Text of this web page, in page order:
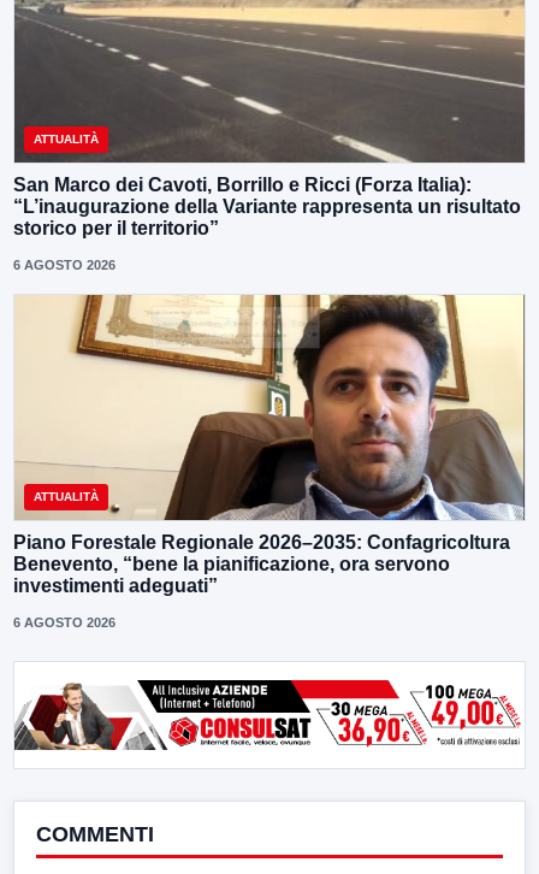
ATTUALITÀ
San Marco dei Cavoti, Borrillo e Ricci (Forza Italia):
“L’inaugurazione della Variante rappresenta un risultato
storico per il territorio”
6 AGOSTO 2026
ATTUALITÀ
Piano Forestale Regionale 2026–2035: Confagricoltura
Benevento, “bene la pianificazione, ora servono
investimenti adeguati”
6 AGOSTO 2026
COMMENTI